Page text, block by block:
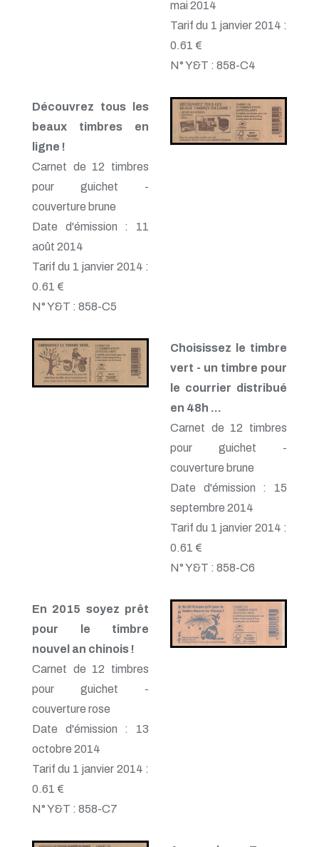
mai 2014
Tarif du 1 janvier 2014 :
0.61 €
N° Y&T : 858-C4
Découvrez tous les
beaux timbres en
ligne !
Carnet de 12 timbres
pour guichet -
couverture brune
Date d'émission : 11
août 2014
Tarif du 1 janvier 2014 :
0.61 €
N° Y&T : 858-C5
Choisissez le timbre
vert - un timbre pour
le courrier distribué
en 48h ...
Carnet de 12 timbres
pour guichet -
couverture brune
Date d'émission : 15
septembre 2014
Tarif du 1 janvier 2014 :
0.61 €
N° Y&T : 858-C6
En 2015 soyez prêt
pour le timbre
nouvel an chinois !
Carnet de 12 timbres
pour guichet -
couverture rose
Date d'émission : 13
octobre 2014
Tarif du 1 janvier 2014 :
0.61 €
N° Y&T : 858-C7